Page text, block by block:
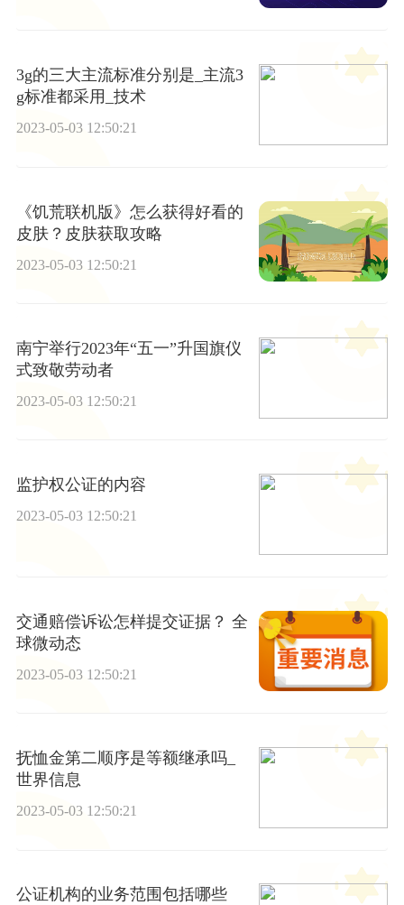
3g的三大主流标准分别是_主流3
g标准都采用_技术
2023-05-03 12:50:21
《饥荒联机版》怎么获得好看的
皮肤？皮肤获取攻略
2023-05-03 12:50:21
南宁举行2023年“五一”升国旗仪
式致敬劳动者
2023-05-03 12:50:21
监护权公证的内容
2023-05-03 12:50:21
交通赔偿诉讼怎样提交证据？ 全
球微动态
2023-05-03 12:50:21
抚恤金第二顺序是等额继承吗_
世界信息
2023-05-03 12:50:21
公证机构的业务范围包括哪些